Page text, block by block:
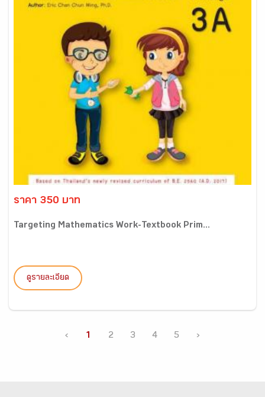
ราคา 350 บาท
Targeting Mathematics Work-Textbook Prim...
ดูรายละเอียด
‹ 1 2 3 4 5 ›